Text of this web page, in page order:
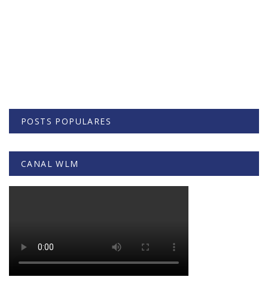
POSTS POPULARES
CANAL WLM